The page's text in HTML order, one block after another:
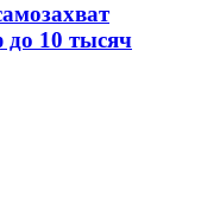
до 10 тысяч